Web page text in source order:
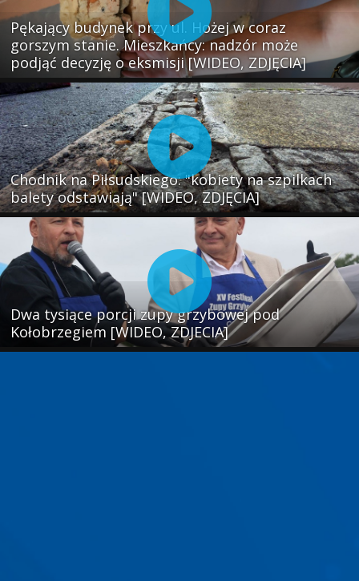
Pękający budynek przy ul. Hożej w coraz
gorszym stanie. Mieszkańcy: nadzór może
podjąć decyzję o eksmisji [WIDEO, ZDJĘCIA]
Chodnik na Piłsudskiego: "kobiety na szpilkach
balety odstawiają" [WIDEO, ZDJĘCIA]
Dwa tysiące porcji zupy grzybowej pod
Kołobrzegiem [WIDEO, ZDJECIA]